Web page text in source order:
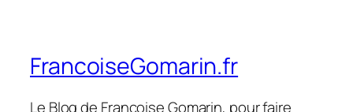
FrancoiseGomarin.fr
Le Blog de Françoise Gomarin, pour faire